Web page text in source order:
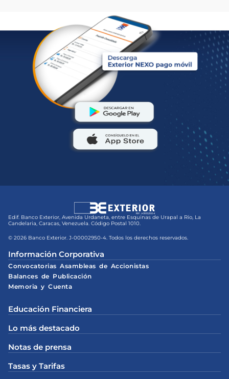
Edif. Banco Exterior, Avenida Urdaneta, entre Esquinas de Urapal a Río, La
Candelaria, Caracas, Venezuela. Código Postal 1010.
© 2026 Banco Exterior. J-00002950-4. Todos los derechos reservados.
Información Corporativa
Convocatorias Asambleas de Accionistas
Balances de Publicación
Memoria y Cuenta
Educación Financiera
Lo más destacado
Notas de prensa
Tasas y Tarifas